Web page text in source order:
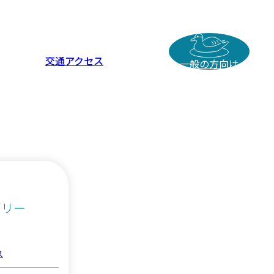
交通アクセス 一般の方向け
ー